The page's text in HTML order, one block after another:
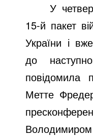
У
15-й пакет
України і
до
повідомила
Метте